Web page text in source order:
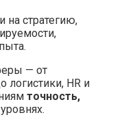
на стратегию,
— от
логистики, HR и
точность,